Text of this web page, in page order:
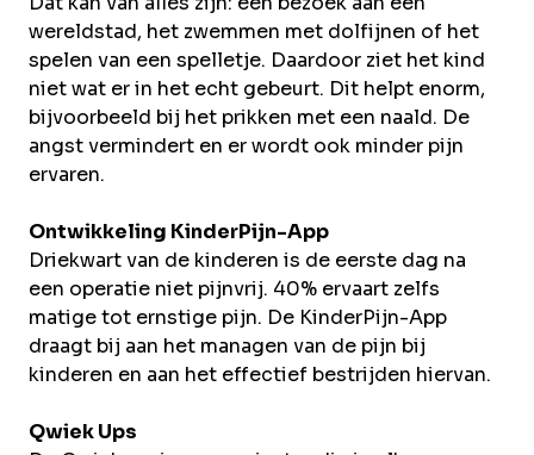
wereldstad, het zwemmen met dolfijnen of het
spelen van een spelletje. Daardoor ziet het kind
niet wat er in het echt gebeurt. Dit helpt enorm,
bijvoorbeeld bij het prikken met een naald. De
angst vermindert en er wordt ook minder pijn
ervaren.
Ontwikkeling KinderPijn-App
Driekwart van de kinderen is de eerste dag na
een operatie niet pijnvrij. 40% ervaart zelfs
matige tot ernstige pijn. De KinderPijn-App
draagt bij aan het managen van de pijn bij
kinderen en aan het effectief bestrijden hiervan.
Qwiek Ups